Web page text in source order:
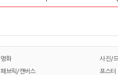
명화 사진/
패브릭/캔버스 포스터